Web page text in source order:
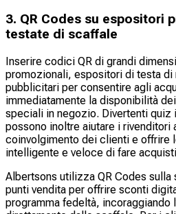
3. QR Codes su espositori
testate di scaffale
Inserire codici QR di grandi
promozionali, espositori di testa di
pubblicitari per consentire agli
immediatamente la disponibilità
speciali in negozio. Divertenti quiz
possono inoltre aiutare i rivenditori
coinvolgimento dei clienti e offrire
intelligente e veloce di fare
Albertsons utilizza QR Codes sulla
punti vendita per offrire sconti
programma fedeltà, incoraggiando